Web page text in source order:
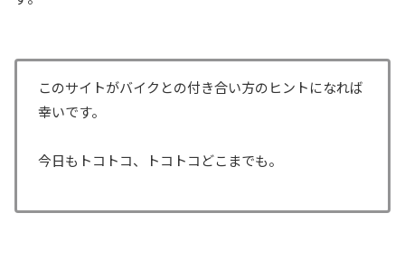
このサイトがバイクとの付き合い方のヒントになれば
幸いです。
今日もトコトコ、トコトコどこまでも。